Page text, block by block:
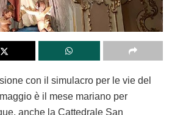
con il simulacro per le vie del
è il mese mariano per
anche la Cattedrale San